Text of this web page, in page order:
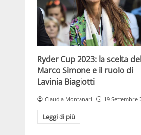
Ryder Cup 2023: la scelta del
Marco Simone e il ruolo di
Lavinia Biagiotti
Claudia Montanari 19 Settembre
Leggi di più